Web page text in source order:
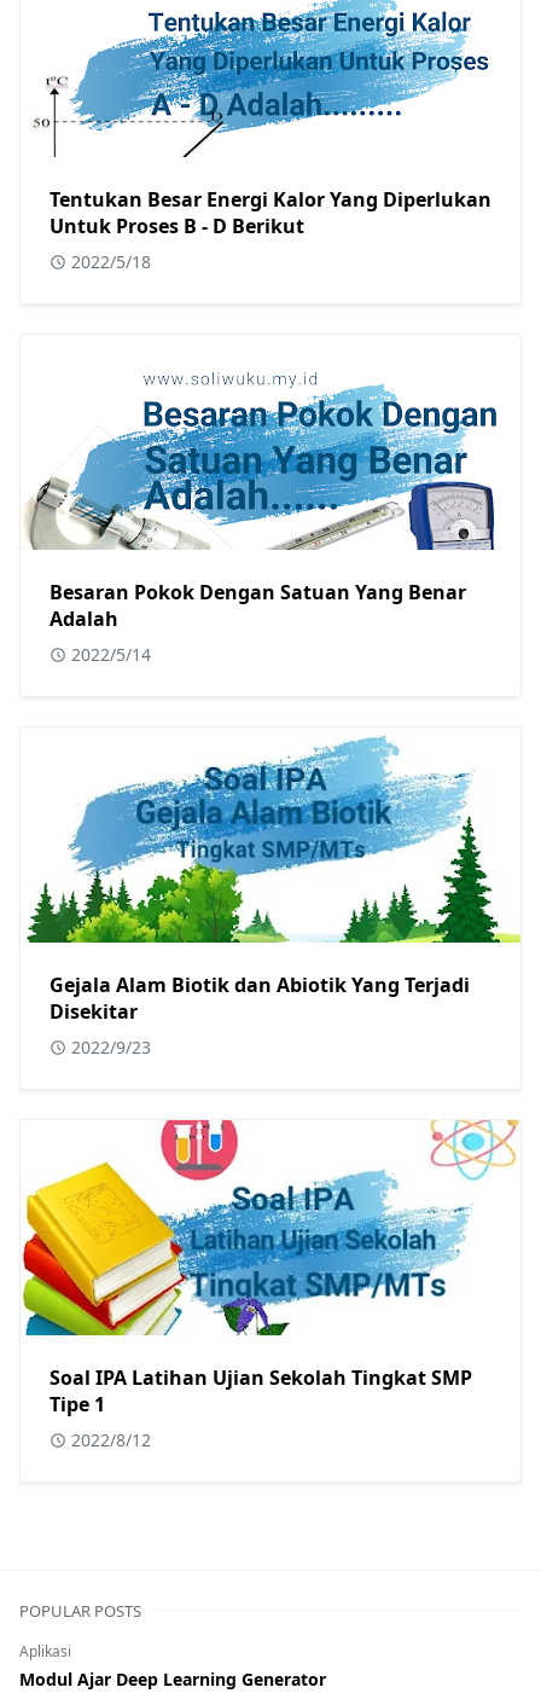
Tentukan Besar Energi Kalor Yang Diperlukan
Untuk Proses B - D Berikut
2022/5/18
Besaran Pokok Dengan Satuan Yang Benar
Adalah
2022/5/14
Gejala Alam Biotik dan Abiotik Yang Terjadi
Disekitar
2022/9/23
Soal IPA Latihan Ujian Sekolah Tingkat SMP
Tipe 1
2022/8/12
POPULAR POSTS
Aplikasi
Modul Ajar Deep Learning Generator